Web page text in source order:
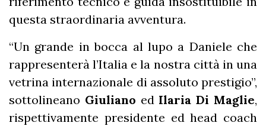
questa straordinaria avventura.
“Un grande in bocca al lupo a Daniele che
rappresenterà l’Italia e la nostra città in una
vetrina internazionale di assoluto prestigio”,
sottolineano Giuliano ed Ilaria Di Maglie,
rispettivamente presidente ed head coach